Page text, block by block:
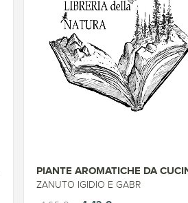
PIANTE AROMATICHE DA
ZANUTO IGIDIO E GABR